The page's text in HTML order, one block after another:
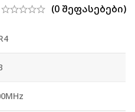
(0 შეფასებები)